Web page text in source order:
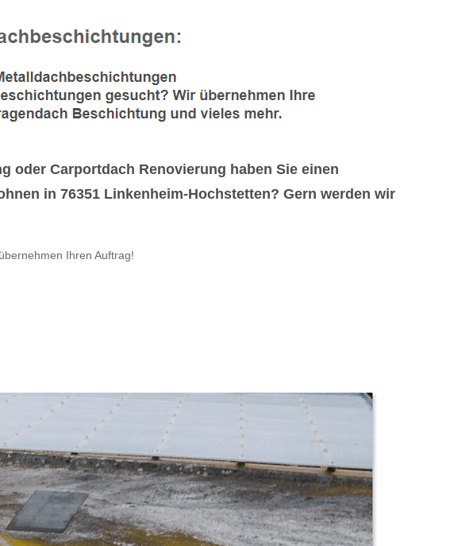
oder Carportdach Renovierung haben Sie einen
in 76351 Linkenheim-Hochstetten? Gern werden wir
Ihren Auftrag!